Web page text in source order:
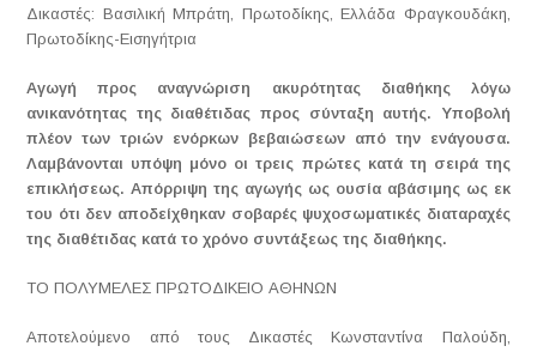
Δικαστές: Βασιλική Μπράτη, Πρωτοδίκης, Ελλάδα Φραγκουδάκη,
Πρωτοδίκης-Εισηγήτρια
Αγωγή προς αναγνώριση ακυρότητας διαθήκης λόγω
ανικανότητας της διαθέτιδας προς σύνταξη αυτής. Υποβολή
πλέον των τριών ενόρκων βεβαιώσεων από την ενάγουσα.
Λαμβάνονται υπόψη μόνο οι τρεις πρώτες κατά τη σειρά της
επικλήσεως.Απόρριψη της αγωγής ως ουσία αβάσιμης ως εκ
του ότι δεν αποδείχθηκαν σοβαρές ψυχοσωματικές διαταραχές
της διαθέτιδας κατά το χρόνο συντάξεως της διαθήκης.
ΤΟ ΠΟΛΥΜΕΛΕΣ ΠΡΩΤΟΔΙΚΕΙΟ ΑΘΗΝΩΝ
Αποτελούμενο από τους Δικαστές Κωνσταντίνα Παλούδη,